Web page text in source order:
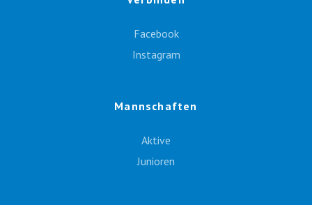
Facebook
Instagram
Mannschaften
Aktive
Junioren